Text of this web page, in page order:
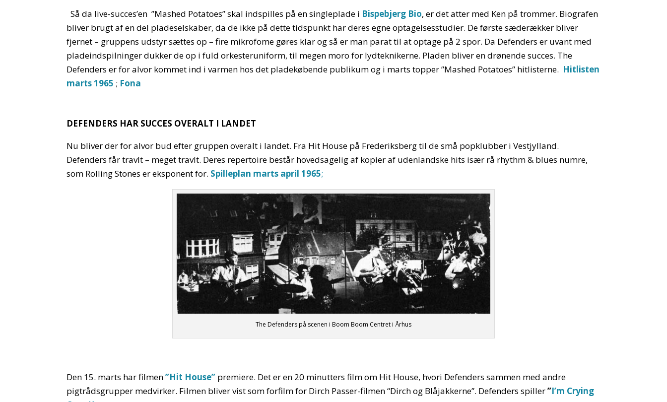
Så da live-succes’en ”Mashed Potatoes” skal indspilles på en singleplade i Bispebjerg Bio, er det atter med Ken på trommer. Biografen
bliver brugt af en del pladeselskaber, da de ikke på dette tidspunkt har deres egne optagelsesstudier. De første sæderækker bliver
fjernet – gruppens udstyr sættes op – fire mikrofome gøres klar og så er man parat til at optage på 2 spor. Da Defenders er uvant med
pladeindspilninger dukker de op i fuld orkesteruniform, til megen moro for lydteknikerne. Pladen bliver en drønende succes. The
Defenders er for alvor kommet ind i varmen hos det pladekøbende publikum og i marts topper ”Mashed Potatoes” hitlisterne. Hitlisten
marts 1965 ; Fona
DEFENDERS HAR SUCCES OVERALT I LANDET
Nu bliver der for alvor bud efter gruppen overalt i landet. Fra Hit House på Frederiksberg til de små popklubber i Vestjylland.
Defenders får travlt – meget travlt. Deres repertoire består hovedsagelig af kopier af udenlandske hits især rå rhythm & blues numre,
som Rolling Stones er eksponent for. Spilleplan marts april 1965;
The Defenders på scenen i Boom Boom Centret i Århus
Den 15. marts har filmen”Hit House” premiere. Det er en 20 minutters film om Hit House, hvori Defenders sammen med andre
pigtrådsgrupper medvirker. Filmen bliver vist som forfilm for Dirch Passer-filmen “Dirch og Blåjakkerne”. Defenders spiller”I’m Crying